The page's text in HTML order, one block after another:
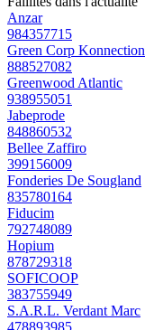
Anzar
984357715
Green Corp Konnection
888527082
Greenwood Atlantic
938955051
Jabeprode
848860532
Bellee Zaffiro
399156009
Fonderies De Sougland
835780164
Fiducim
792748089
Hopium
878729318
SOFICOOP
383755949
S.A.R.L. Verdant Marc
478893985